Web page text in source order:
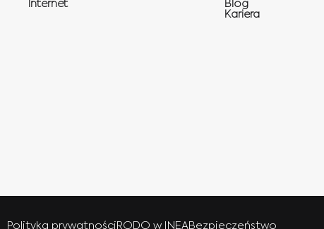
Internet
Blog
Kariera
Polityka prywatności RODO w INEABezpieczeństwo